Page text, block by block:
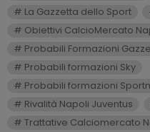
La Gazzetta dello Sport
Obiettivi CalcioMercato
Probabili Formazioni
Probabili formazioni Sky
Probabili formazioni
Rivalità Napoli Juventus
Trattative Calciomercato